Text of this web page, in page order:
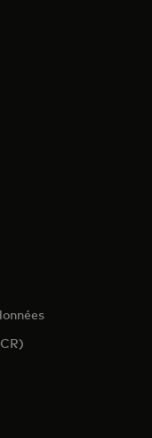
onglet
onglet